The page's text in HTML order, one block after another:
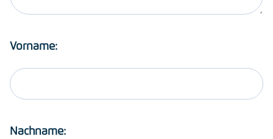
Vorname:
Nachname: